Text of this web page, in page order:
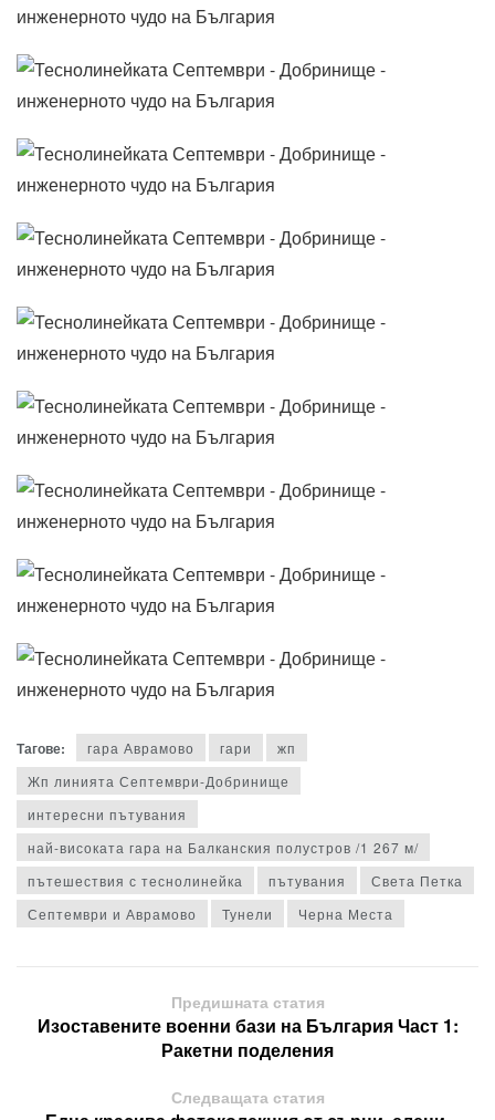
Тагове: гара Аврамово гари
жп
Жп линията Септември-Добринище
интересни пътувания
най-високата гара на Балканския полустров /1 267 м/
пътешествия с теснолинейка
пътувания
Света Петка
Септември и Аврамово
Тунели Черна Места
Предишната статия
Изоставените военни бази на България Част 1:
Ракетни поделения
Следващата статия